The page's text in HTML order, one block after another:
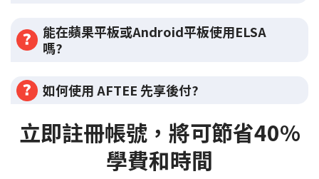
能在蘋果平板或Android平板使用ELSA
嗎?
如何使用 AFTEE 先享後付?
立即註冊帳號，將可節省40%
學費和時間